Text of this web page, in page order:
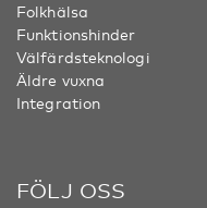
Folkhälsa
Funktionshinder
Välfärdsteknologi
Äldre vuxna
Integration
FÖLJ OSS